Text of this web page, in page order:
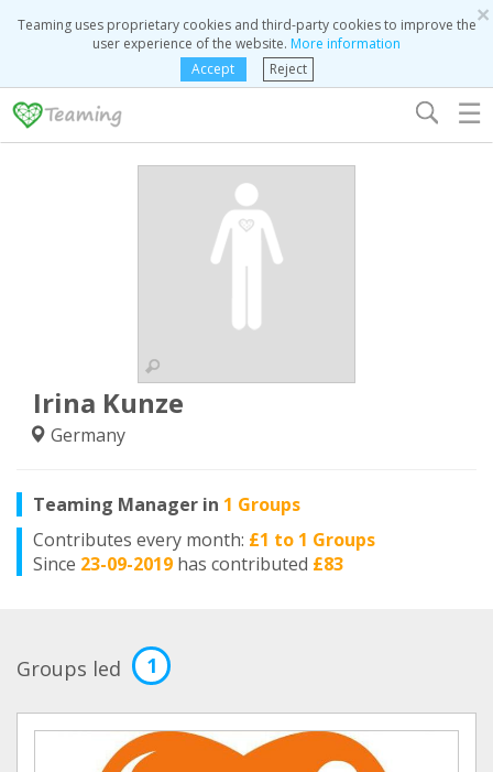
×
Teaming uses proprietary cookies and third-party cookies to improve the
user experience of the website. More information
Accept
Reject
☰
Irina Kunze
Germany
Teaming Manager in 1 Groups
Contributes every month: £1 to 1 Groups
Since 23-09-2019 has contributed £83
Groups led 1